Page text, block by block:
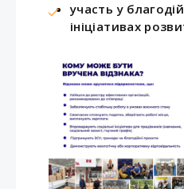
участь у
ініціативах